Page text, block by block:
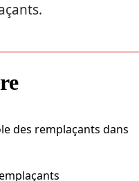
des remplaçants dans